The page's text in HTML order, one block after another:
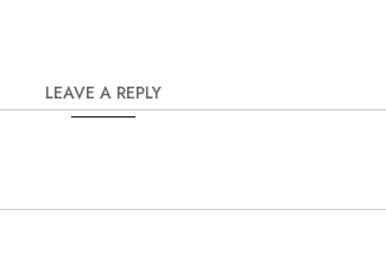
LEAVE A REPLY